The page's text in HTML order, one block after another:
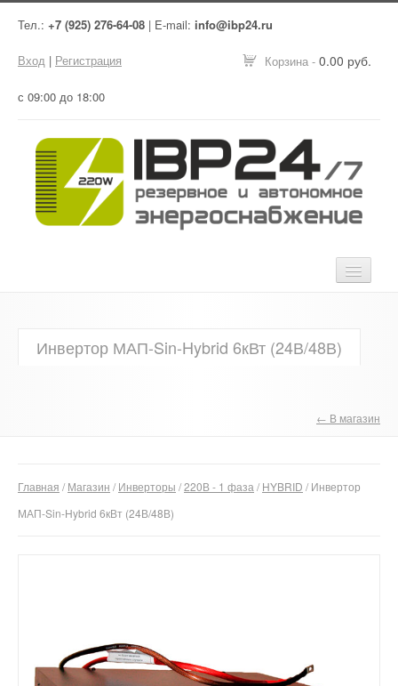
Тел.: +7 (925) 276-64-08 | E-mail: info@ibp24.ru
Корзина - 0.00 руб.
Вход | Регистрация
с 09:00 до 18:00
Оборудование
Контакты
Инвертор МАП-Sin-Hybrid 6кВт (24В/48В)
← В магазин
Главная /Магазин /Инверторы /220В - 1 фаза /HYBRID / Инвертор
МАП-Sin-Hybrid 6кВт (24В/48В)